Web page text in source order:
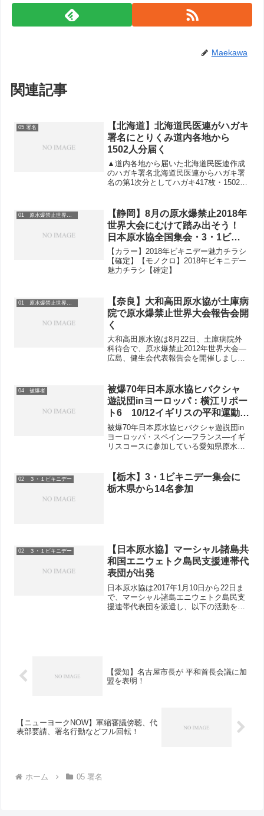
Maekawa
関連記事
05 署名
【北海道】北海道民医連がハガキ
署名にとりくみ道内各地から
1502人分届く
▲道内各地から届いた北海道民医連作成
のハガキ署名北海道民医連からハガキ署
名の第1次分としてハガキ417枚・1502人
拡散条約）再検討会議に向けて北海道か
ら圧倒的な...
01 原水爆禁止世界大会
【静岡】8月の原水爆禁止2018年
世界大会にむけて踏み出そう！
日本原水協全国集会・3・1ビキ
ニデー集会にご参加ください
【カラー】2018年ビキニデー魅力チラシ
【確定】【モノクロ】2018年ビキニデー
魅力チラシ【確定】
01 原水爆禁止世界大会
【奈良】大和高田原水協が土庫病
院で原水爆禁止世界大会報告会開
く
大和高田原水協は8月22日、土庫病院外
科待合で、原水爆禁止2012年世界大会―
広島、健生会代表報告会を開催しまし
が参加しました。健生会から参加した8人
から、「原発被害...
04 被爆者
被爆70年日本原水協ヒバクシャ
遊説団inヨーロッパ：横江リポー
ト6 10/12イギリスの平和運動と
の交流会 イギリス国会でのCND
主催の懇談会に国会議員4人参加
被爆70年日本原水協ヒバクシャ遊説団in
ヨーロッパ・スペイン—フランス—イギ
リスコースに参加している愛知県原水協
の交流会クエーカー教ハウスでイギリス
の平和運動との...
02 ３・１ビキニデー
【栃木】3・1ビキニデー集会に
栃木県から14名参加
02 ３・１ビキニデー
【日本原水協】マーシャル諸島共
和国エニウェトク島民支援連帯代
表団が出発
日本原水協は2017年1月10日から22日ま
で、マーシャル諸島エニウェトク島民支
援連帯代表団を派遣し、以下の活動をお
【愛知】名古屋市長が 平和首長会議に加
盟を表明！
【ニューヨークNOW】軍縮審議傍聴、代
表部要請、署名行動などフル回転！
ホーム 05 署名